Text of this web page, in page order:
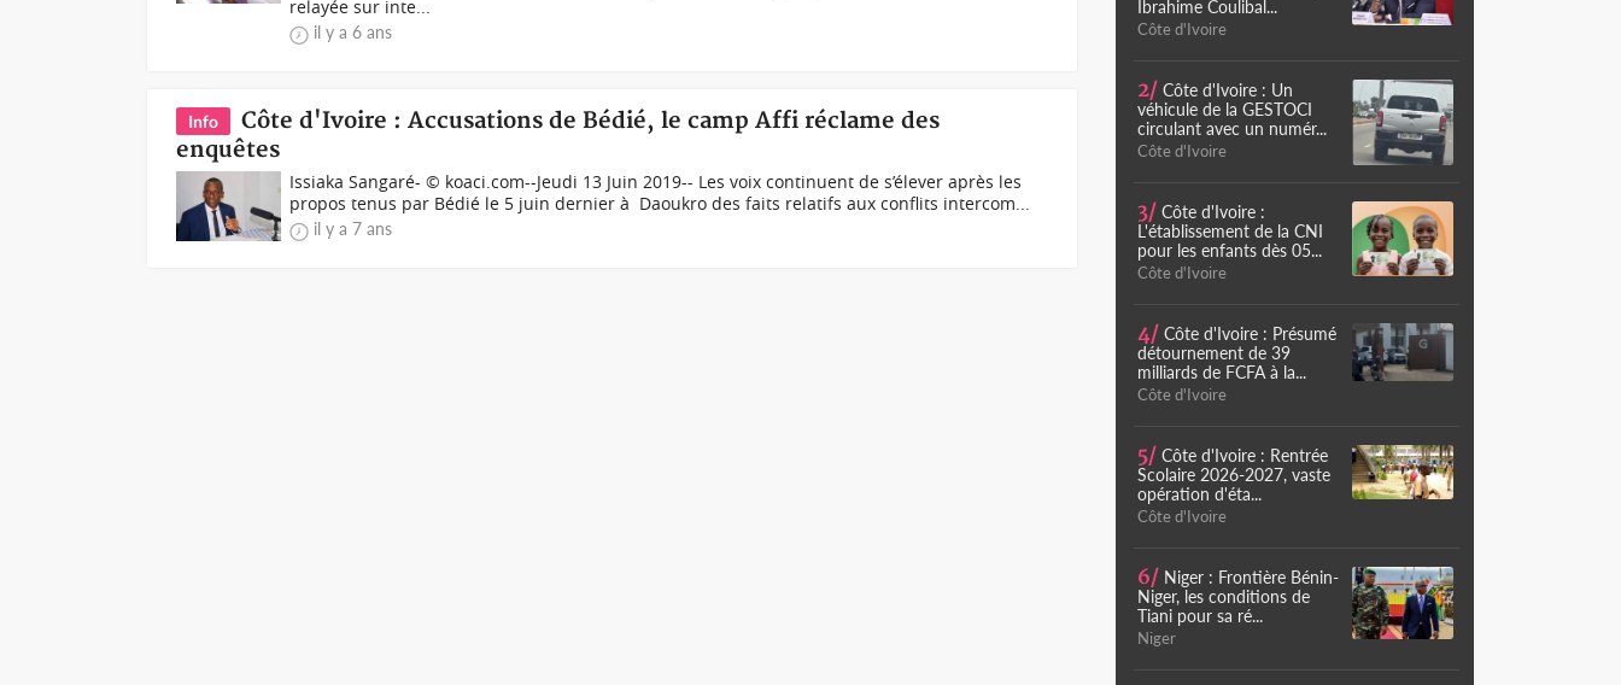
relayée sur inte...
il y a 6 ans
Info
Côte d'Ivoire : Accusations de Bédié, le camp Affi réclame des
enquêtes
Issiaka Sangaré- © koaci.com--Jeudi 13 Juin 2019-- Les voix continuent de s’élever après les
propos tenus par Bédié le 5 juin dernier à Daoukro des faits relatifs aux conflits intercom...
il y a 7 ans
Ibrahime Coulibal...
Côte d'Ivoire
2/ Côte d'Ivoire : Un
véhicule de la GESTOCI
circulant avec un numér...
Côte d'Ivoire
3/ Côte d'Ivoire :
L'établissement de la CNI
pour les enfants dès 05...
Côte d'Ivoire
4/ Côte d'Ivoire : Présumé
détournement de 39
milliards de FCFA à la...
Côte d'Ivoire
5/ Côte d'Ivoire : Rentrée
Scolaire 2026-2027, vaste
opération d'éta...
Côte d'Ivoire
6/ Niger : Frontière Bénin-
Niger, les conditions de
Tiani pour sa ré...
Niger